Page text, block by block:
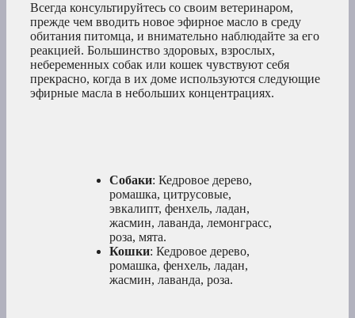
Всегда консультируйтесь со своим ветеринаром,
прежде чем вводить новое эфирное масло в среду
обитания питомца, и внимательно наблюдайте за его
реакцией. Большинство здоровых, взрослых,
небеременных собак или кошек чувствуют себя
прекрасно, когда в их доме используются следующие
эфирные масла в небольших концентрациях.
Собаки: Кедровое дерево,
ромашка, цитрусовые,
эвкалипт, фенхель, ладан,
жасмин, лаванда, лемонграсс,
роза, мята.
Кошки: Кедровое дерево,
ромашка, фенхель, ладан,
жасмин, лаванда, роза.